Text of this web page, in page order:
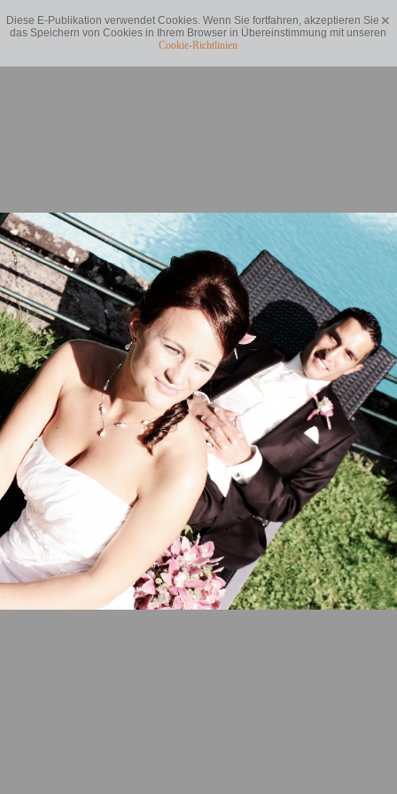
Diese E-Publikation verwendet Cookies. Wenn Sie fortfahren, akzeptieren Sie
das Speichern von Cookies in Ihrem Browser in Übereinstimmung mit unseren
Cookie-Richtlinien